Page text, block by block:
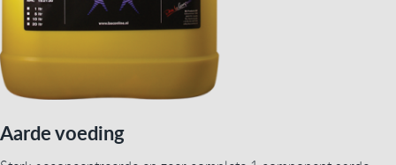
Aarde voeding